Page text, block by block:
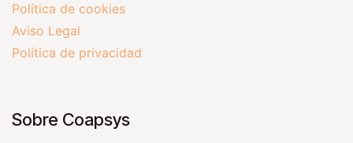
Política de cookies
Aviso Legal
Política de privacidad
Sobre Coapsys